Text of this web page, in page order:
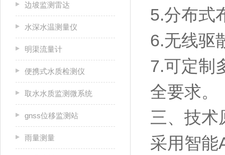
边坡监测雷达
水深水温测量仪
明渠流量计
便携式水质检测仪
取水水质监测微系统
gnss位移监测站
雨量测量
5.分布式
6.无线驱
7.可定制
全要求。
三、技术
采用智能